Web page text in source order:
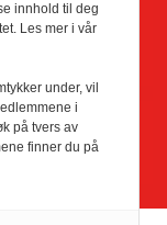
innhold til deg
Les mer i vår
under, vil
i
på tvers av
finner du på